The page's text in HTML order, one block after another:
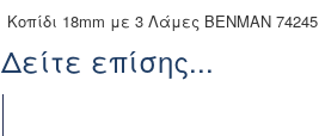
Κοπίδι 18mm με 3 Λάμες BENMAN 74245
Δείτε επίσης...